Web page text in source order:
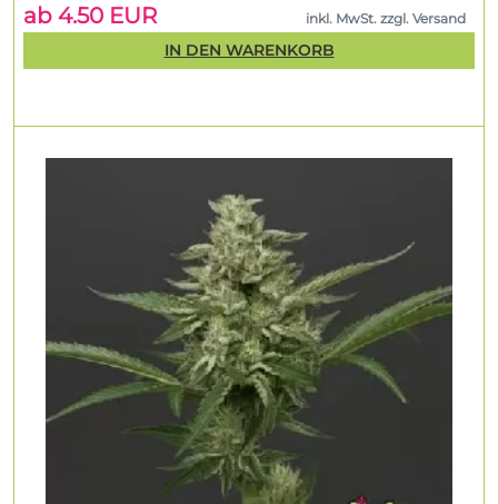
ab 4.50 EUR
inkl. MwSt. zzgl. Versand
IN DEN WARENKORB